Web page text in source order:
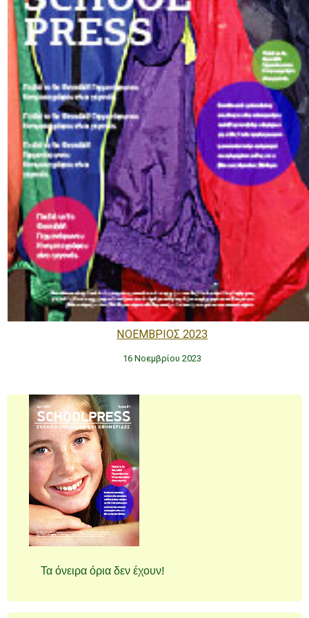
ΝΟΕΜΒΡΙΟΣ 2023
16 Νοεμβρίου 2023
Τα όνειρα όρια δεν έχουν!